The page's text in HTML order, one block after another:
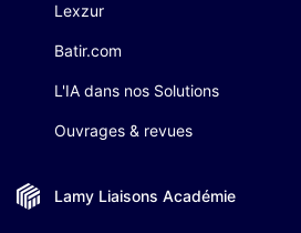
Lexzur
Batir.com
L'IA dans nos Solutions
Ouvrages & revues
Lamy Liaisons Académie